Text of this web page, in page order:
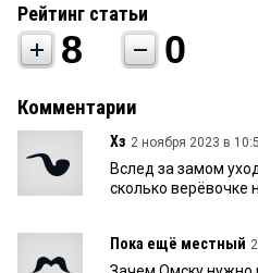
Рейтинг статьи
8 0
Комментарии
Хз 2 ноября 2023 в
Вслед за замом
сколько верёвочке
Пока ещё местный